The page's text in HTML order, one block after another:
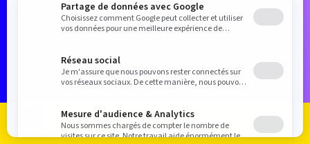
RETOUR LISTE EXPOSANTS
Je me connecte Le programme Les exposants